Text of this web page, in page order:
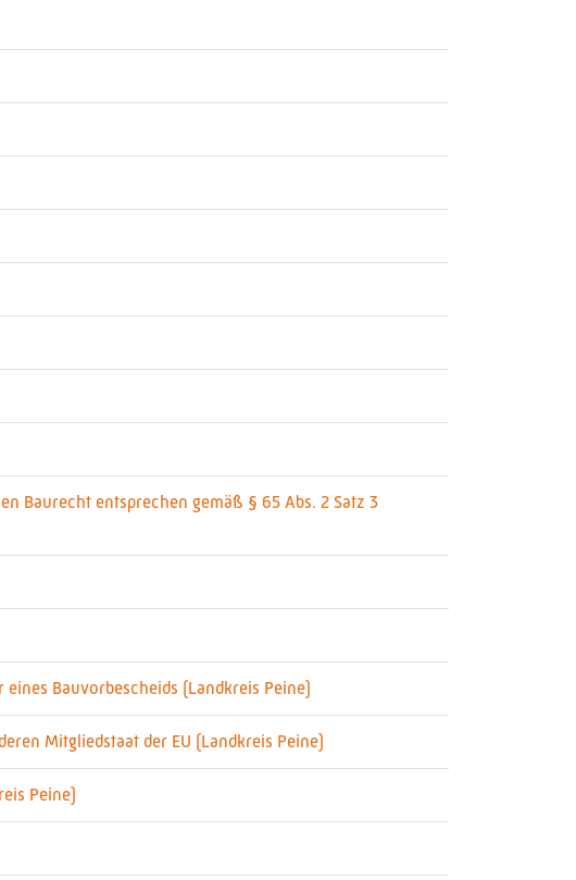
Baurecht entsprechen gemäß § 65 Abs. 2 Satz 3
Bauvorbescheids (Landkreis Peine)
Mitgliedstaat der EU (Landkreis Peine)
Peine)